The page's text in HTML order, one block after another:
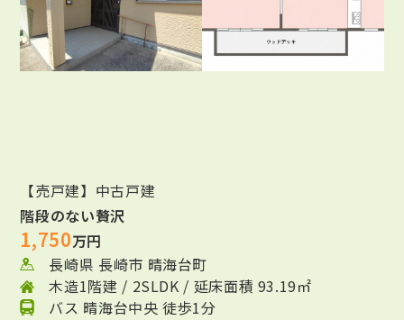
【売戸建】中古戸建
階段のない贅沢
1,750万円
長崎県 長崎市 晴海台町
木造1階建 / 2SLDK / 延床面積 93.19㎡
バス 晴海台中央 徒歩1分